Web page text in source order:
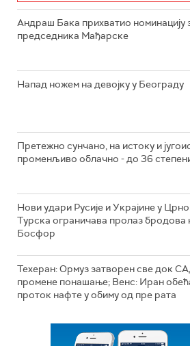
Андраш Бака прихватио номинацију
председника Мађарске
Напад ножем на девојку у Београду
Претежно сунчано, на истоку и
променљиво облачно - до 36
Нови удари Русије и Украјине у
Турска ограничава пролаз бродова
Босфор
Техеран: Ормуз затворен све док
промене понашање; Венс: Иран
проток нафте у обиму од пре рата